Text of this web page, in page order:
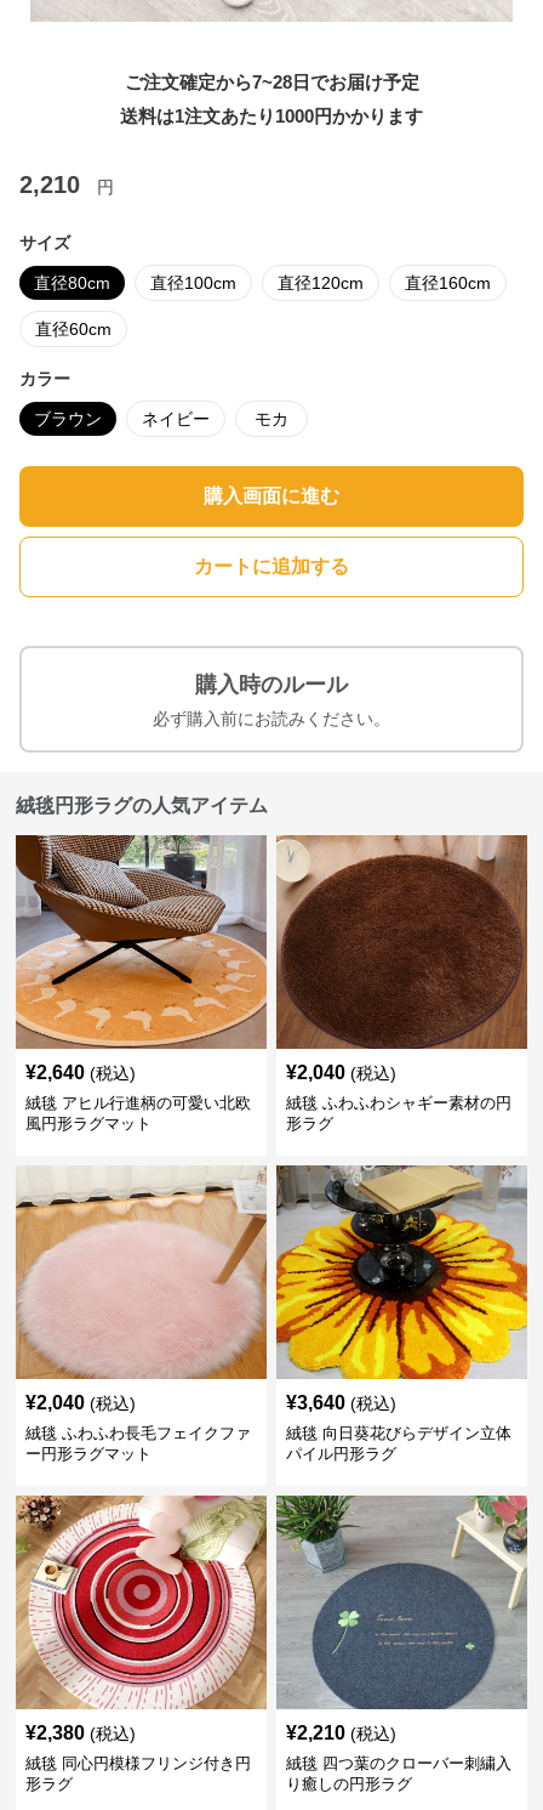
ご注文確定から7~28日でお届け予定
送料は1注文あたり 1000円かかります
2,210 円
サイズ
直径80cm 直径100cm 直径120cm 直径160cm
直径60cm
カラー
ブラウン ネイビー モカ
購入画面に進む
カートに追加する
購入時のルール
必ず購入前にお読みください。
絨毯円形ラグの人気アイテム
¥2,640 (税込)
絨毯 アヒル行進柄の可愛い北欧
風円形ラグマット
¥2,040 (税込)
絨毯 ふわふわシャギー素材の円
形ラグ
¥2,040 (税込)
絨毯 ふわふわ長毛フェイクファ
ー円形ラグマット
¥3,640 (税込)
絨毯 向日葵花びらデザイン立体
パイル円形ラグ
¥2,380 (税込)
絨毯 同心円模様フリンジ付き円
形ラグ
¥2,210 (税込)
絨毯 四つ葉のクローバー刺繍入
り癒しの円形ラグ